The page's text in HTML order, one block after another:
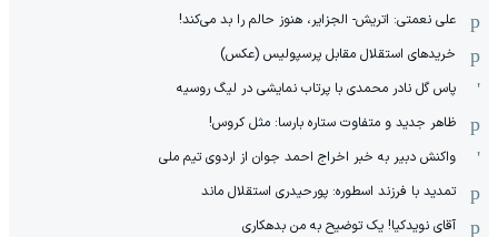
علی نعمتی: اتریش- الجزایر، هنوز حالم را بد می‌کند!
خریدهای استقلال مقابل پرسپولیس (عکس)
پاس گل نادر محمدی با پرتاب نمایشی در لیگ روسیه
ظاهر جدید و متفاوت ستاره بارسا: مثل کروس!
واکنش دبیر به خبر اخراج احمد جوان از اردوی تیم ملی
تمدید با فرزند اسطوره: پورحیدری استقلال ماند
آقای نویدکیا! یک توضیح به من بدهکاری